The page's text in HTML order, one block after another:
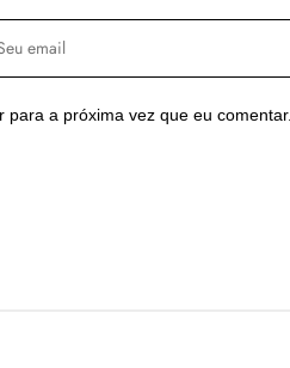
a próxima vez que eu comentar.